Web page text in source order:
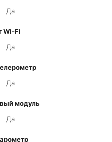
Да
Wi-Fi
Да
Да
модуль
Да